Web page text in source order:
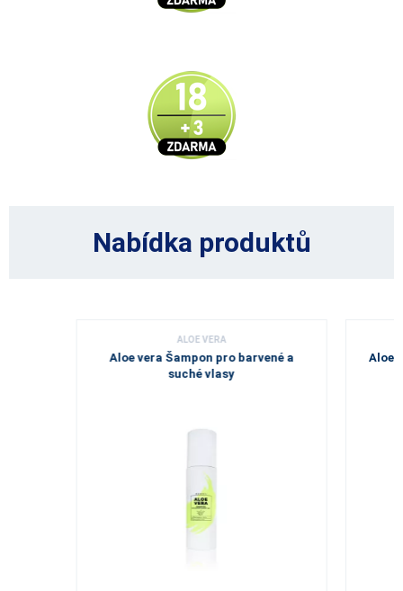
Nabídka produktů
ALOE VERA
Aloe vera Šampon pro barvené a
suché vlasy
Aloe